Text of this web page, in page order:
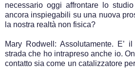
necessario oggi affrontare lo
ancora inspiegabili su una nuova
la nostra realtà non fisica?
Mary Rodwell: Assolutamente. E’
strada che ho intrapreso anche io.
contatto sia come un catalizzatore